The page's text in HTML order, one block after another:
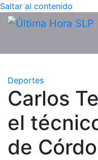
Saltar al contenido
Deportes
Carlos
el
de